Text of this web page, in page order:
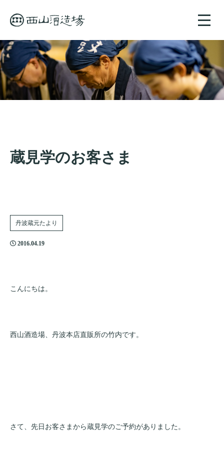
toggle
蔵見学のお客さま
丹波蔵元たより
2016.04.19
こんにちは。
西山酒造場、丹波本店直販所の竹内です。
さて、先日お客さまから蔵見学のご予約がありました。